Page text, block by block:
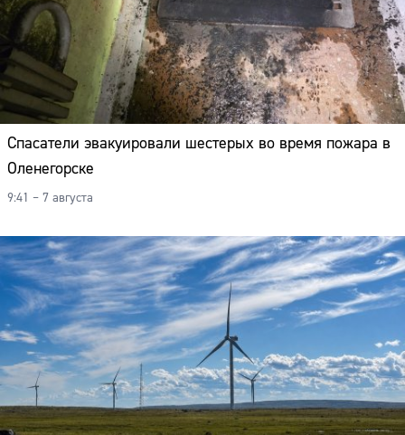
Спасатели эвакуировали шестерых во время пожара в
Оленегорске
9:41 – 7 августа